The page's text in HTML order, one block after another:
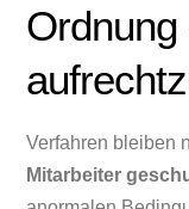
Ordnung
Verfahren bleiben
Mitarbeiter